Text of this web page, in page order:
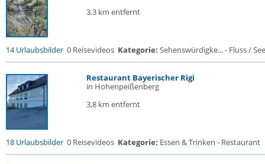
3,3 km entfernt
14 Urlaubsbilder 0 Reisevideos Kategorie: Sehenswürdigke... - Fluss /
Restaurant Bayerischer Rigi
in Hohenpeißenberg
3,8 km entfernt
18 Urlaubsbilder 0 Reisevideos Kategorie: Essen & Trinken - Restaurant